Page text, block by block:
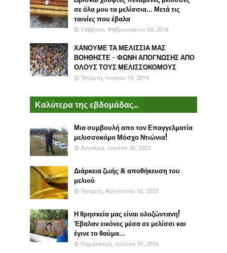
σε όλα μου τα μελίσσια... Μετά τις
ταινίες που έβαλα
Σάββατο, Φεβρουαρίου 03, 2018
ΧΑΝΟΥΜΕ ΤΑ ΜΕΛΙΣΣΙΑ ΜΑΣ
ΒΟΗΘΗΣΤΕ - ΦΩΝΗ ΑΠΟΓΝΩΣΗΣ ΑΠΟ
ΟΛΟΥΣ ΤΟΥΣ ΜΕΛΙΣΣΟΚΟΜΟΥΣ
Τετάρτη, Ιουνίου 19, 2019
Καλύτερα της εβδομάδας...
Μια συμβουλή απο τον Επαγγελματία
μελισσοκόμο Μόσχο Ντιώνια!
Δευτέρα, Ιουνίου 26, 2023
Διάρκεια ζωής & αποθήκευση του
μελιού
Τετάρτη, Αυγούστου 02, 2023
Η θρησκεία μας είναι ολοζώντανη!
Έβαλαν εικόνες μέσα σε μελίσσι και
έγινε το θαύμα...
Παρασκευή, Ιουλίου 01, 2016